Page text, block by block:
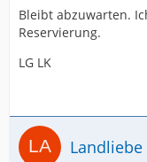
Bleibt abzuwarten.
Reservierung.
LG LK
Landliebe